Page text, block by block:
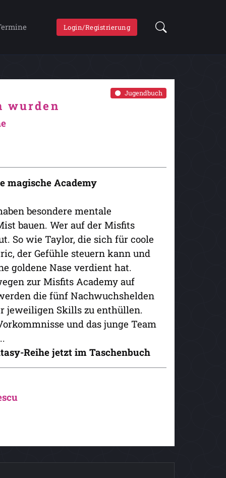
Login/Registrierung
Jugendbuch
wurden
magische Academy
besondere mentale
bauen. Wer auf der Misfits
So wie Taylor, die sich für coole
der Gefühle steuern kann und
goldene Nase verdient hat.
zur Misfits Academy auf
die fünf Nachwuchshelden
jeweiligen Skills zu enthüllen.
und das junge Team
Reihe jetzt im Taschenbuch